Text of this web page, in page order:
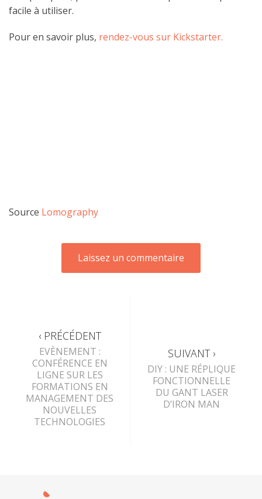
facile à utiliser.
Pour en savoir plus, rendez-vous sur Kickstarter.
Source Lomography
‹ PRÉCÉDENT
EVÈNEMENT :
CONFÉRENCE EN
LIGNE SUR LES
FORMATIONS EN
MANAGEMENT DES
NOUVELLES
TECHNOLOGIES
SUIVANT ›
DIY : UNE RÉPLIQUE
FONCTIONNELLE
DU GANT LASER
D’IRON MAN